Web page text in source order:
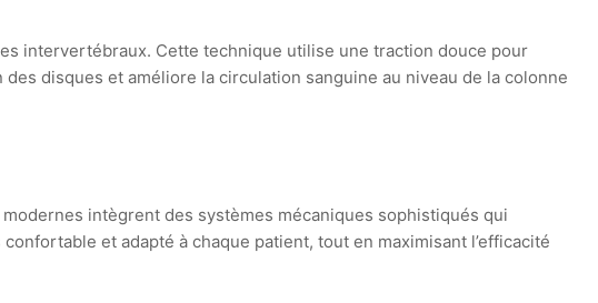
intervertébraux. Cette technique utilise une traction douce pour
disques et améliore la circulation sanguine au niveau de la colonne
intègrent des systèmes mécaniques sophistiqués qui
et adapté à chaque patient, tout en maximisant l’efficacité